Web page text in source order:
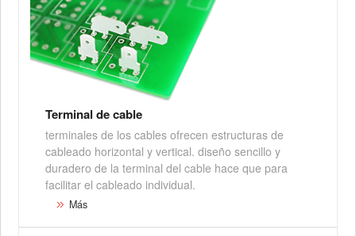
Terminal de cable
terminales de los cables ofrecen estructuras de
cableado horizontal y vertical. diseño sencillo y
duradero de la terminal del cable hace que para
facilitar el cableado individual.
Más